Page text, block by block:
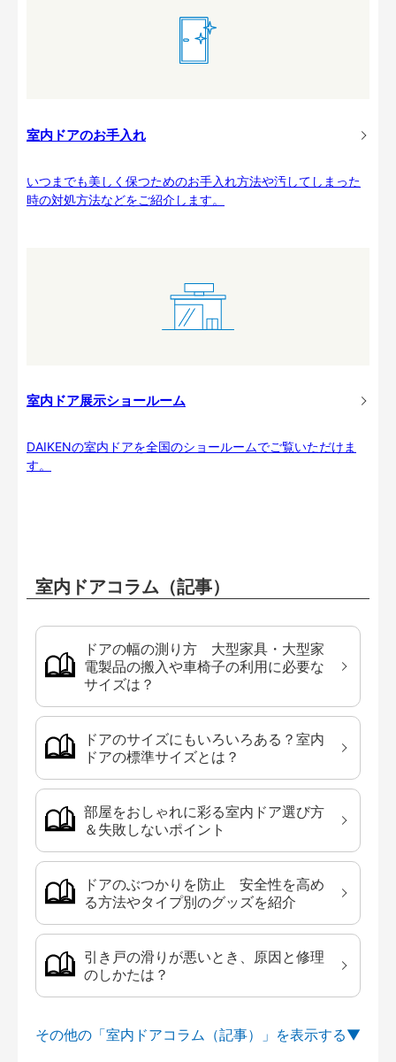
室内ドアのお手入れ
いつまでも美しく保つためのお手入れ方法や汚してしまった
時の対処方法などをご紹介します。
室内ドア展示ショールーム
DAIKENの室内ドアを全国のショールームでご覧いただけま
す。
室内ドアコラム（記事）
ドアの幅の測り方 大型家具・大型家
電製品の搬入や車椅子の利用に必要な
サイズは？
ドアのサイズにもいろいろある？室内
ドアの標準サイズとは？
部屋をおしゃれに彩る室内ドア選び方
＆失敗しないポイント
ドアのぶつかりを防止 安全性を高め
る方法やタイプ別のグッズを紹介
引き戸の滑りが悪いとき、原因と修理
のしかたは？
その他の「室内ドアコラム（記事）」を